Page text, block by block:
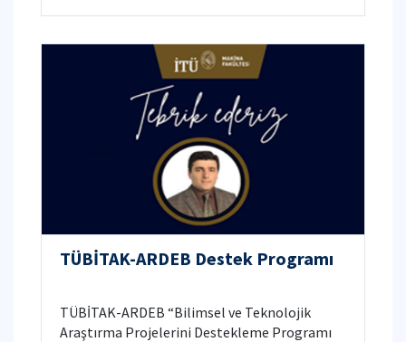
TÜBİTAK-ARDEB Destek Programı
TÜBİTAK-ARDEB “Bilimsel ve Teknolojik
Araştırma Projelerini Destekleme Programı